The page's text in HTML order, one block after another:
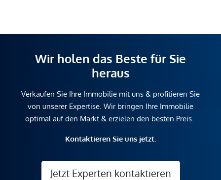
Wir holen das Beste für Sie
heraus
Verkaufen Sie Ihre Immobilie mit uns & profitieren Sie
von unserer Expertise. Wir bringen Ihre Immobilie
optimal auf den Markt & erzielen den besten Preis.
Kontaktieren Sie uns jetzt.
Jetzt Experten kontaktieren